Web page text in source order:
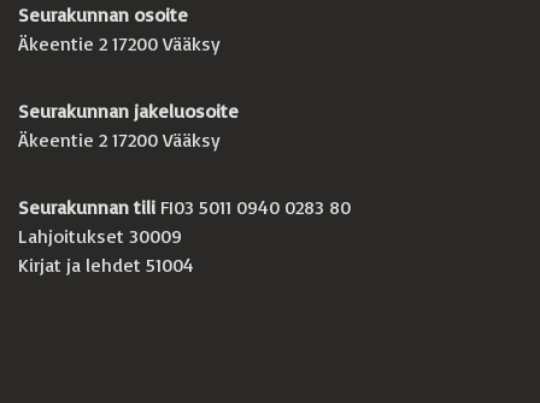
Seurakunnan osoite
Äkeentie 2 17200 Vääksy
Seurakunnan jakeluosoite
Äkeentie 2 17200 Vääksy
Seurakunnan tili FI03 5011 0940 0283 80
Lahjoitukset 30009
Kirjat ja lehdet 51004